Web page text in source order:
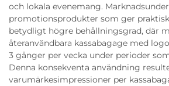
och lokala evenemang.
promotionsprodukter som ger
betydligt högre behållningsgrad, där
återanvändbara kassabagage med
3 gånger per vecka under perioder
Denna konsekventa användning
varumärkesimpressioner per